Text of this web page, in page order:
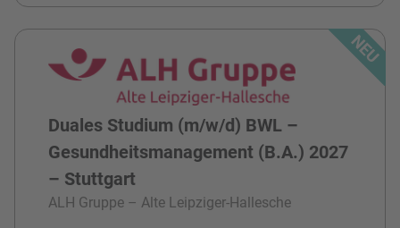
Duales Studium (m/w/d) BWL –
Gesundheitsmanagement (B.A.) 2027
– Stuttgart
ALH Gruppe – Alte Leipziger-Hallesche